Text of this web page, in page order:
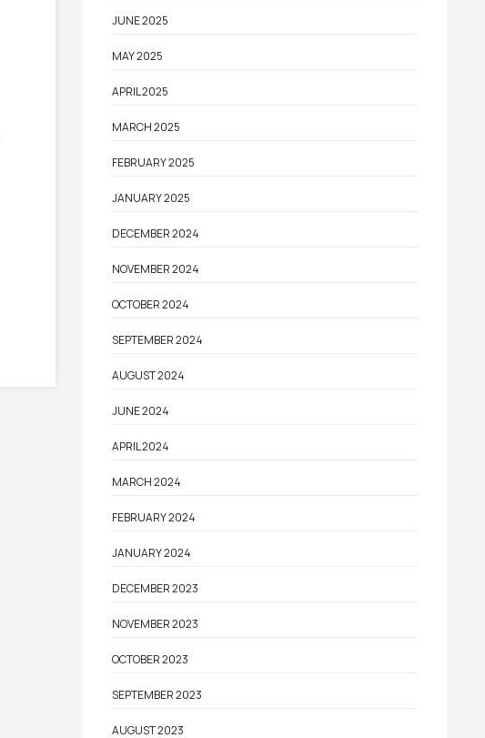
JUNE 2025
MAY 2025
APRIL 2025
MARCH 2025
FEBRUARY 2025
JANUARY 2025
DECEMBER 2024
NOVEMBER 2024
OCTOBER 2024
SEPTEMBER 2024
AUGUST 2024
JUNE 2024
APRIL 2024
MARCH 2024
FEBRUARY 2024
JANUARY 2024
DECEMBER 2023
NOVEMBER 2023
OCTOBER 2023
SEPTEMBER 2023
AUGUST 2023